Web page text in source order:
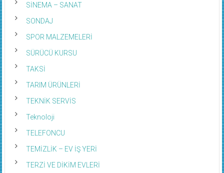
SİNEMA – SANAT
SONDAJ
SPOR MALZEMELERİ
SÜRÜCÜ KURSU
TAKSİ
TARIM ÜRÜNLERİ
TEKNİK SERVİS
Teknoloji
TELEFONCU
TEMİZLİK – EV İŞ YERİ
TERZİ VE DİKİM EVLERİ